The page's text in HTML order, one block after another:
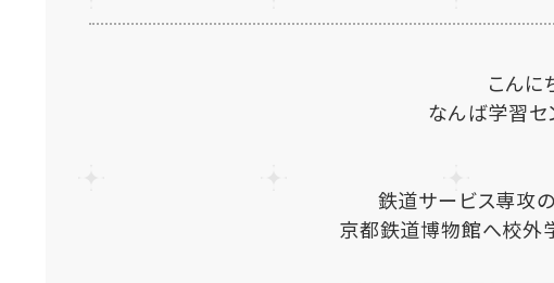
こんに
なんば学習セ
鉄道サービス専攻
京都鉄道博物館へ校外